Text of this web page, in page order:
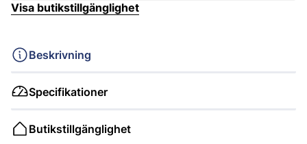
Visa butikstillgänglighet
Beskrivning
Specifikationer
Butikstillgänglighet